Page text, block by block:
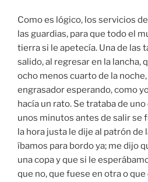
Como es lógico, los servicios
las guardias, para que todo el
tierra si le apetecía. Una de las
salido, al regresar en la lancha,
ocho menos cuarto de la
engrasador esperando, como
hacía un rato. Se trataba de uno
unos minutos antes de salir se
la hora justa le dije al patrón de
íbamos para bordo ya; me dijo
una copa y que si le
que no, que fuese en otra o